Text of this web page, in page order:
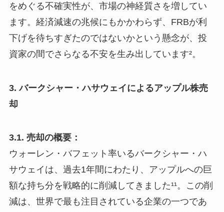
をめぐる不確実性が、市場の神経質さを増してい
ます。経済減速の兆候にもかかわらず、FRBが利
下げを待ちすぎたのではないかという懸念が、投
資家の間でさらなる不安を生み出しています²。
3. バークシャー・ハサウェイによるアップル株売
却
3.1. 売却の概要：
ウォーレン・バフェット率いるバークシャー・ハ
サウェイは、過去1年間にわたり、アップルへの巨
額な持ち分を戦略的に削減してきました¹¹。この削
減は、世界で最も注目されている企業の一つであ